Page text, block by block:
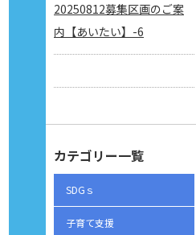
20250812募集区画のご案
内【あいたい】-6
カテゴリー一覧
SDGｓ
子育て支援